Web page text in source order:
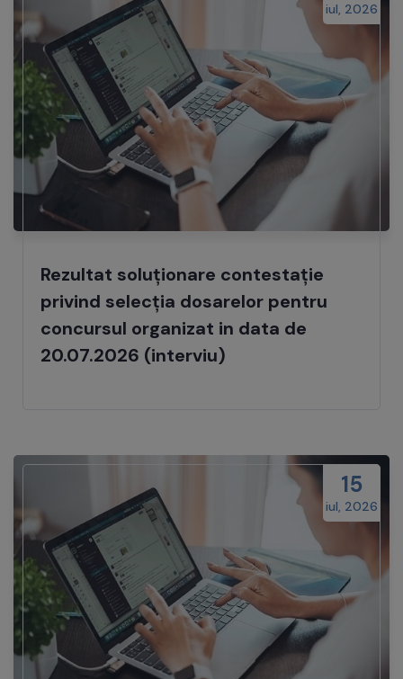
iul, 2026
Rezultat soluționare contestație
privind selecția dosarelor pentru
concursul organizat in data de
20.07.2026 (interviu)
15
iul, 2026